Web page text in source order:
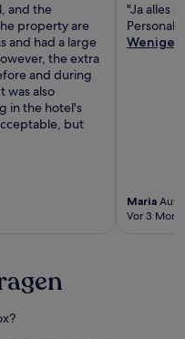
and the
property are
and had a large
the extra
and during
was also
in the hotel's
but
"Ja alles
Weniger
Maria
Vor 3